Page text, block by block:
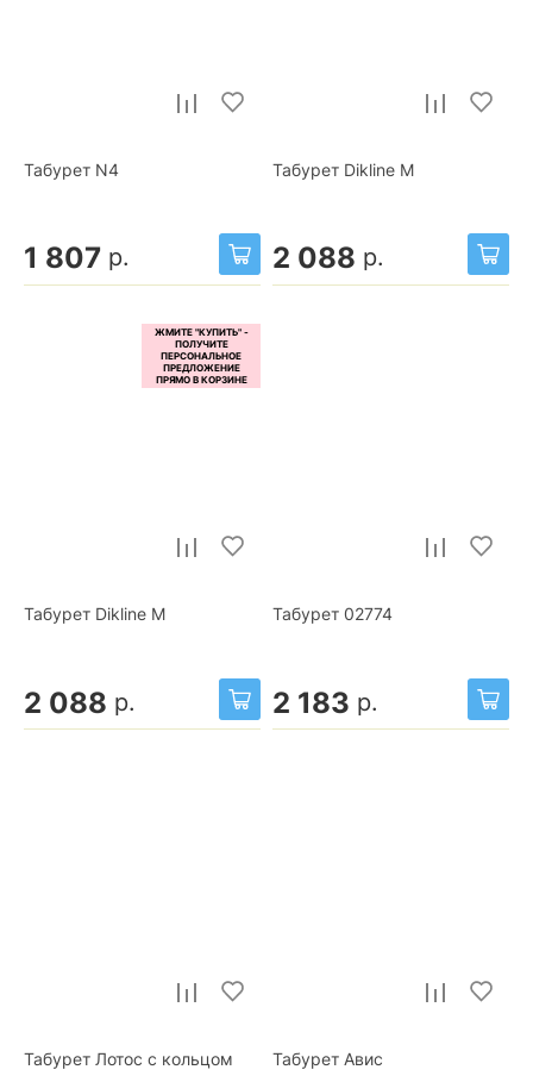
Табурет N4
1 807 р.
Табурет Dikline М
2 088 р.
Табурет Dikline М
2 088 р.
Табурет 02774
2 183 р.
Табурет Лотос с кольцом Табурет Авис